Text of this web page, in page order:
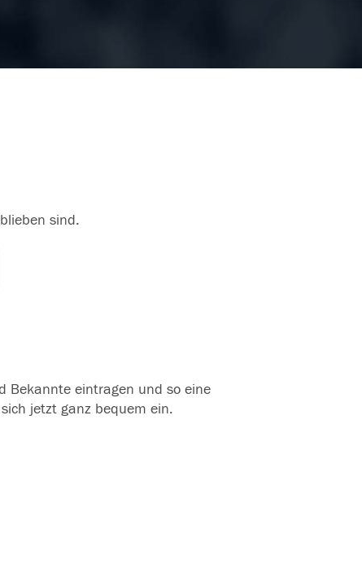
sind.
Bekannte eintragen und so eine
jetzt ganz bequem ein.